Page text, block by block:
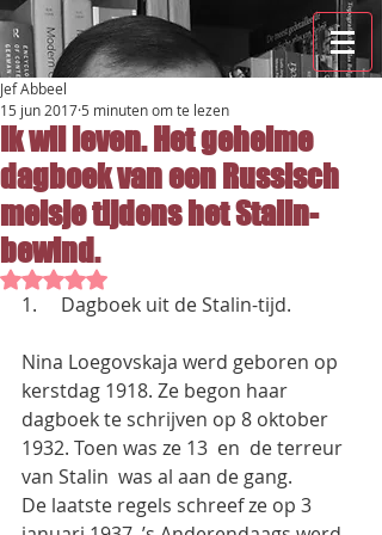
Ik wil leven. Het geheime
dagboek van een Russisch
meisje tijdens het Stalin-
bewind.
Jef Abbeel
15 jun 2017 5 minuten om te lezen
Beoordeeld met NaN uit 5 sterren.
1.     Dagboek uit de Stalin-tijd.
Nina Loegovskaja werd geboren op
kerstdag 1918. Ze begon haar
dagboek te schrijven op 8 oktober
1932. Toen was ze 13  en  de terreur
van Stalin  was al aan de gang.
De laatste regels schreef ze op 3